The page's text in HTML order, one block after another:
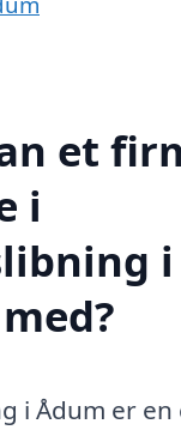
et
i
i
i Ådum er en